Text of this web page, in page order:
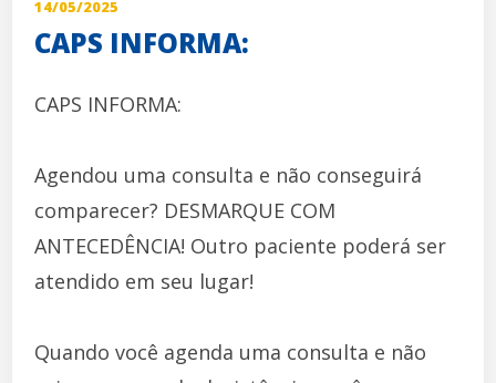
14/05/2025
CAPS INFORMA:
CAPS INFORMA:
Agendou uma consulta e não conseguirá
comparecer? DESMARQUE COM
ANTECEDÊNCIA! Outro paciente poderá ser
atendido em seu lugar!
Quando você agenda uma consulta e não